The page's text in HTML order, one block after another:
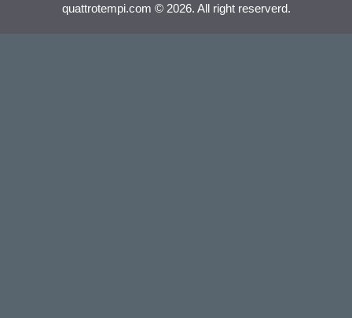
quattrotempi.com © 2026. All right reserverd.